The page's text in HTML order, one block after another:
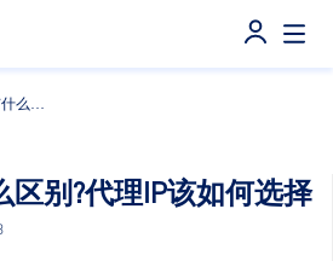
区别?代理IP该如何选择